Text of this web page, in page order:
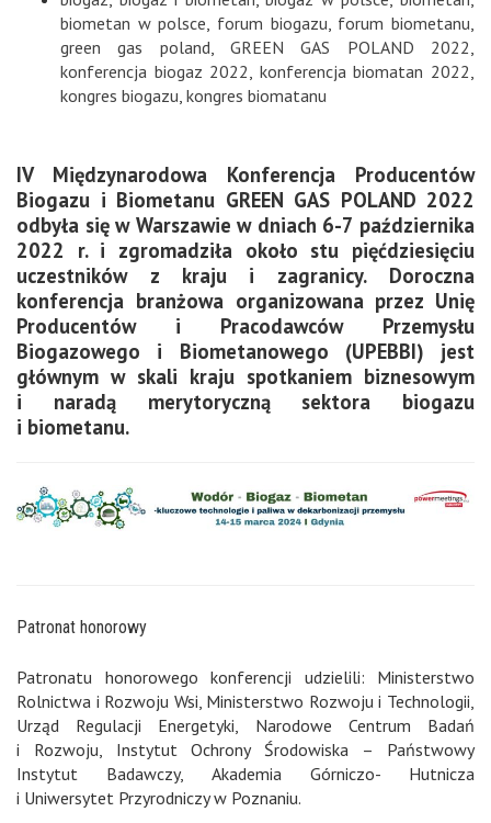
biometan w polsce, forum biogazu, forum biometanu,
green gas poland,GREEN GAS POLAND 2022,
konferencja biogaz 2022, konferencja biomatan 2022,
kongres biogazu, kongres biomatanu
IV Międzynarodowa Konferencja Producentów
Biogazu i Biometanu GREEN GAS POLAND 2022
odbyła się w Warszawie w dniach 6-7 października
2022 r. i zgromadziła około stu pięćdziesięciu
uczestników z kraju i zagranicy. Doroczna
konferencja branżowa organizowana przez Unię
Producentów i Pracodawców Przemysłu
Biogazowego i Biometanowego (UPEBBI) jest
głównym w skali kraju spotkaniem biznesowym
i naradą merytoryczną sektora biogazu
i biometanu.
Patronat honorowy
Patronatu honorowego konferencji udzielili: Ministerstwo
Rolnictwa i Rozwoju Wsi, Ministerstwo Rozwoju i Technologii,
Urząd Regulacji Energetyki, Narodowe Centrum Badań
i Rozwoju, Instytut Ochrony Środowiska – Państwowy
Instytut Badawczy, Akademia Górniczo- Hutnicza
i Uniwersytet Przyrodniczy w Poznaniu.